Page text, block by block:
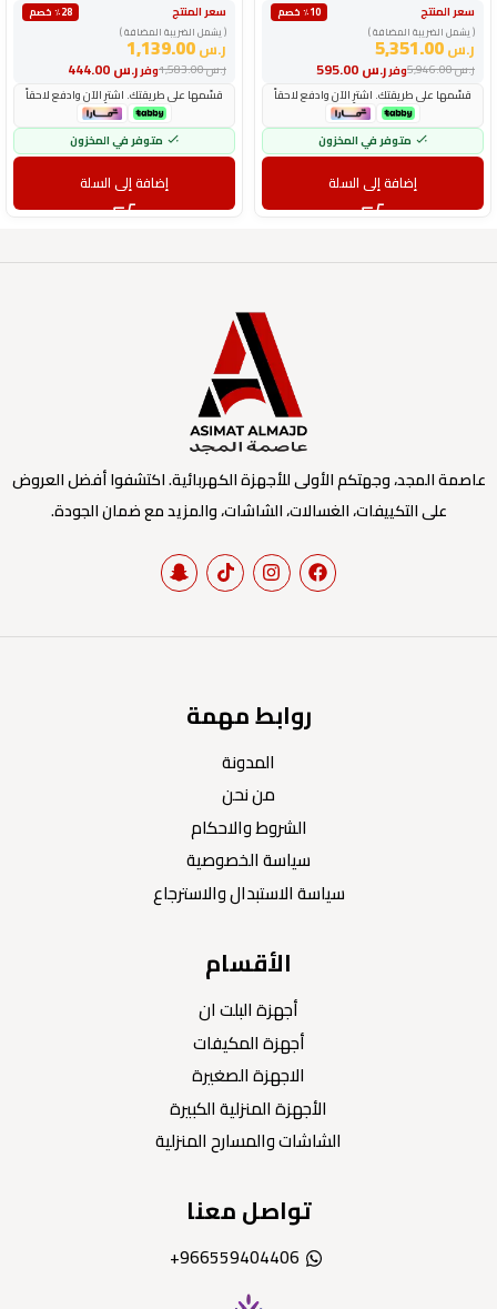
سعر المنتج
٪10 خصم
( يشمل الضريبة المضافة )
ر.س5,351.00
وفرر.س ر.س5,946.00
قسّمها على طريقتك. اشترِ الآن وادفع لاحقاً
متوفر في المخزون
إضافة إلى السلة
سعر المنتج
٪28 خصم
( يشمل الضريبة المضافة )
ر.س1,139.00
وفرر.س ر.س1,583.00
قسّمها على طريقتك. اشترِ الآن وادفع لاحقاً
متوفر في المخزون
إضافة إلى السلة
عاصمة المجد، وجهتكم الأولى للأجهزة الكهربائية. اكتشفوا أفضل العروض
على التكييفات، الغسالات، الشاشات، والمزيد مع ضمان الجودة.
روابط مهمة
المدونة
من نحن
الشروط والاحكام
سياسة الخصوصية
سياسة الاستبدال والاسترجاع
الأقسام
أجهزة البلت ان
أجهزة المكيفات
الاجهزة الصغيرة
الأجهزة المنزلية الكبيرة
الشاشات والمسارح المنزلية
تواصل معنا
966559404406+